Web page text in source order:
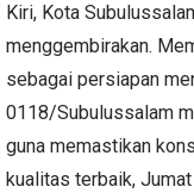
Kiri, Kota
menggembirakan.
sebagai persiapan
0118/Subulussalam
guna memastikan
kualitas terbaik,